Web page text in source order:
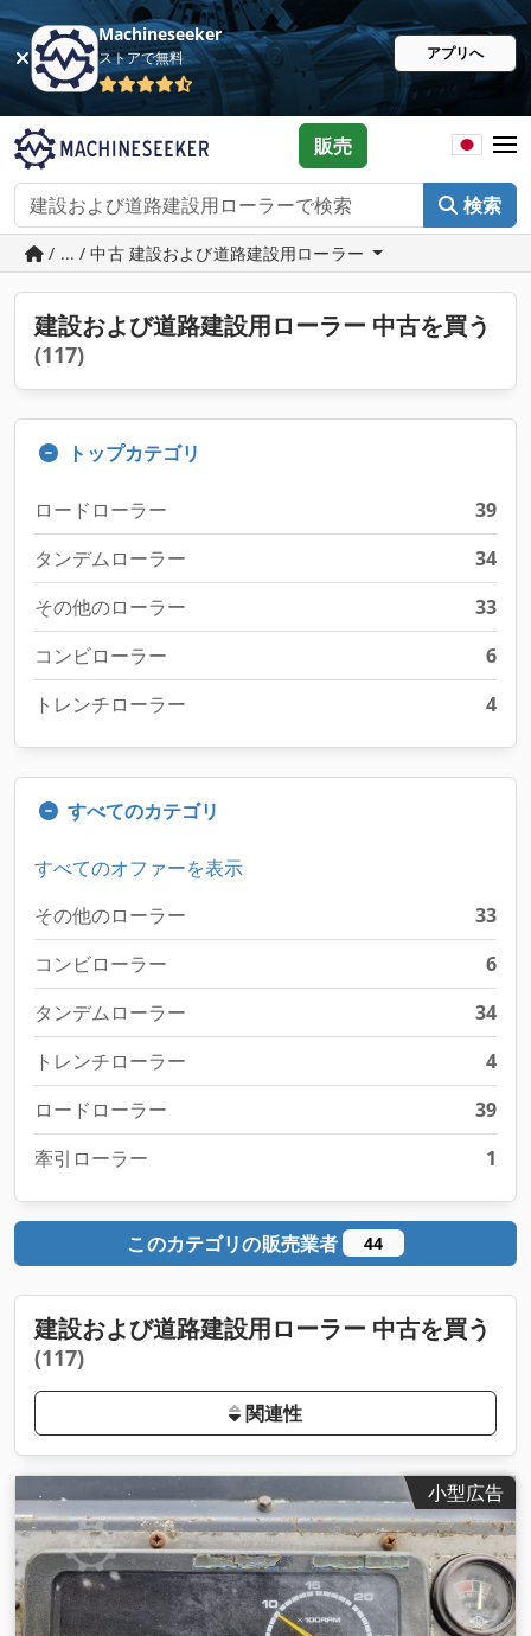
Machineseeker
ストアで無料 アプリへ
検索
販売
/ ... / 中古 建設および道路建設用ローラー
建設および道路建設用ローラー 中古を買う
(117)
トップカテゴリ
ロードローラー
39
タンデムローラー
34
その他のローラー
33
コンビローラー
6
トレンチローラー
4
すべてのカテゴリ
すべてのオファーを表示
その他のローラー
33
コンビローラー
6
タンデムローラー
34
トレンチローラー
4
ロードローラー
39
牽引ローラー
1
このカテゴリの販売業者 44
建設および道路建設用ローラー 中古を買う
(117)
関連性
小型広告